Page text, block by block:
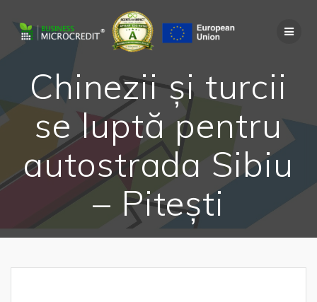
to
content
Chinezii și turcii
se luptă pentru
autostrada Sibiu
– Pitești